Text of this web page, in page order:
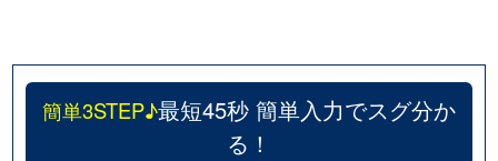
簡単3STEP♪最短45秒 簡単入力でスグ分か
る！